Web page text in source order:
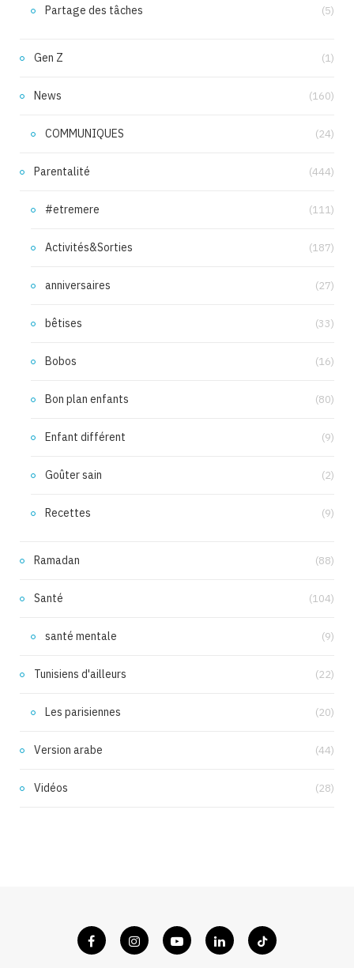
Partage des tâches (5)
Gen Z (1)
News (160)
COMMUNIQUES (24)
Parentalité (444)
#etremere (111)
Activités&Sorties (187)
anniversaires (27)
bêtises (33)
Bobos (16)
Bon plan enfants (80)
Enfant différent (9)
Goûter sain (2)
Recettes (9)
Ramadan (88)
Santé (104)
santé mentale (9)
Tunisiens d'ailleurs (22)
Les parisiennes (20)
Version arabe (44)
Vidéos (28)